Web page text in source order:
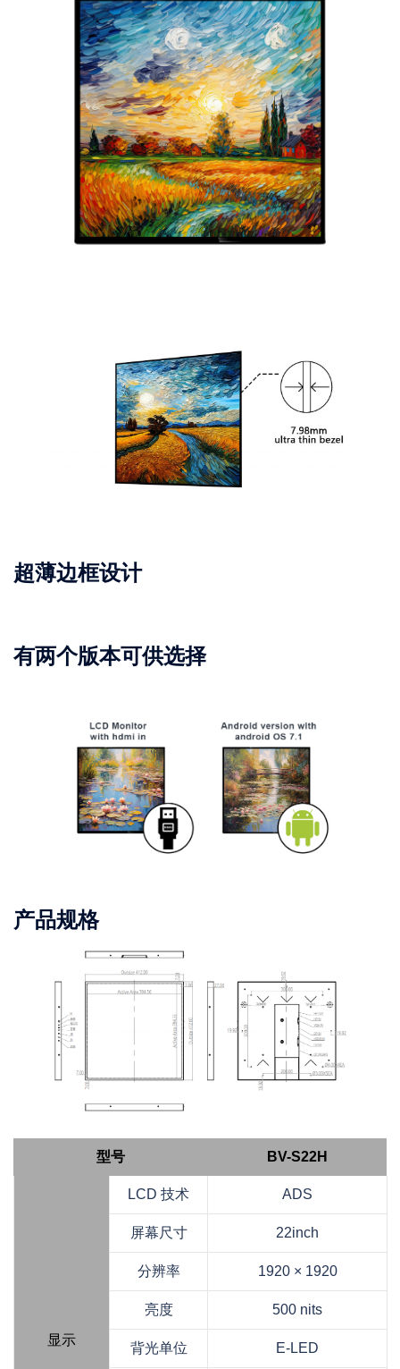
超薄边框设计
有两个版本可供选择
产品规格
型号 BV-S22H
显示
LCD 技术 ADS
屏幕尺寸 22inch
分辨率 1920 × 1920
亮度 500 nits
背光单位 E-LED